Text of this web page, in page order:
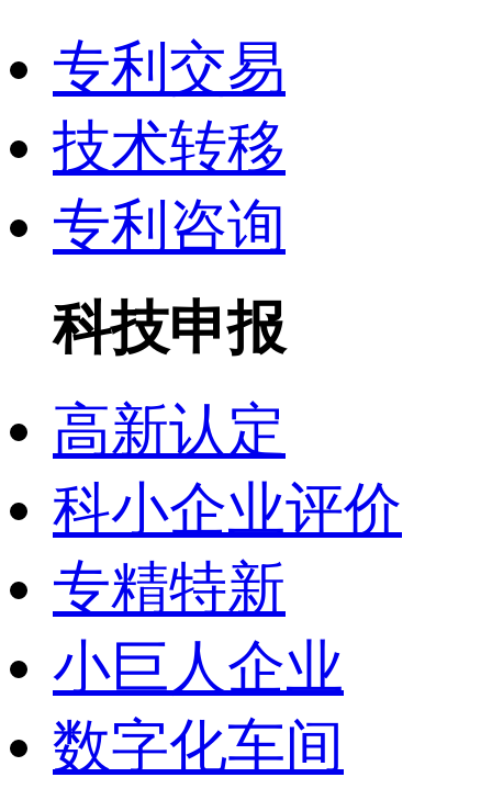
专利交易
技术转移
专利咨询
科技申报
高新认定
科小企业评价
专精特新
小巨人企业
数字化车间